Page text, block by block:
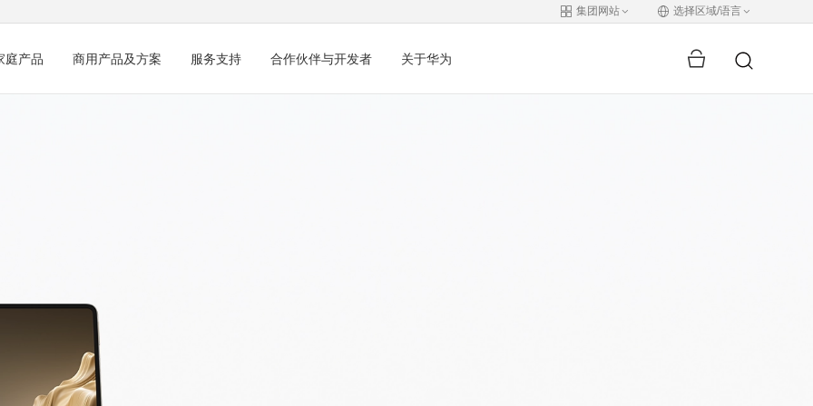
集团网站 选择区域/语言
庭产品 商用产品及方案 服务支持 合作伙伴与开发者 关于华为